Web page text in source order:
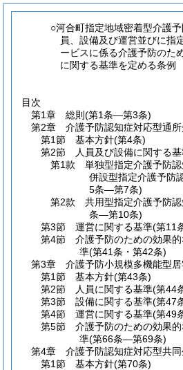
○河合町指定地域密着型介護
員、設備及び運営並びに指
ービスに係る介護予防のた
に関する基準を定める条例
目次
第1章
総則 (第1条―第3条)
第2章
介護予防認知症対応型通
第1節
基本方針(第4条)
第2節
人員及び設備に関する
第1款
単独型指定介護予防
併設型指定介護予防
5条―第7条)
第2款
共用型指定介護予防
条―第10条)
第3節
運営に関する基準(第11
第4節
介護予防のための効果
準(第41条・第42条)
第3章
介護予防小規模多機能型
第1節
基本方針(第43条)
第2節
人員に関する基準(第44
第3節
設備に関する基準(第47
第4節
運営に関する基準(第49
第5節
介護予防のための効果
準(第66条―第69条)
第4章
介護予防認知症対応型共
第1節
基本方針(第70条)